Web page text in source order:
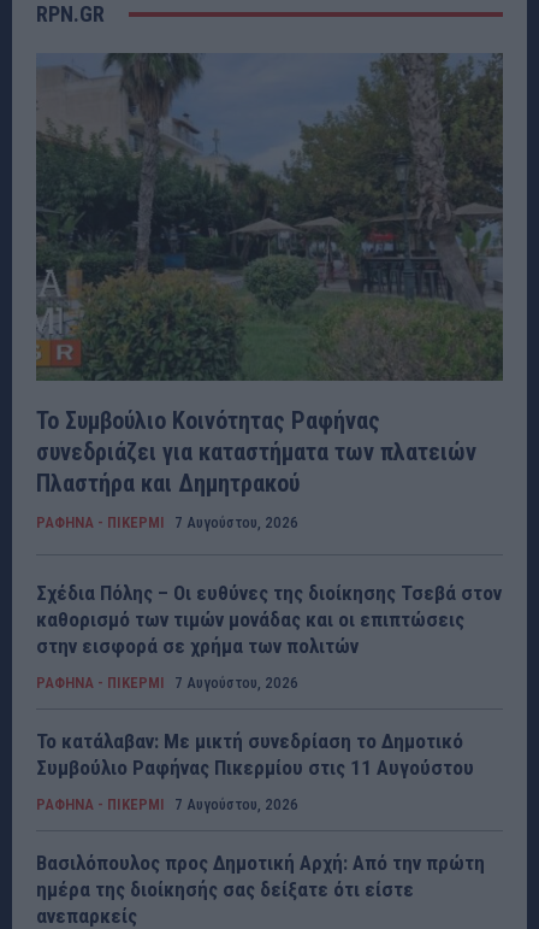
RPN.GR
Το Συμβούλιο Κοινότητας Ραφήνας
συνεδριάζει για καταστήματα των πλατειών
Πλαστήρα και Δημητρακού
ΡΑΦΗΝΑ - ΠΙΚΕΡΜΙ 7 Αυγούστου, 2026
Σχέδια Πόλης – Οι ευθύνες της διοίκησης Τσεβά στον
καθορισμό των τιμών μονάδας και οι επιπτώσεις
στην εισφορά σε χρήμα των πολιτών
ΡΑΦΗΝΑ - ΠΙΚΕΡΜΙ 7 Αυγούστου, 2026
Το κατάλαβαν: Με μικτή συνεδρίαση το Δημοτικό
Συμβούλιο Ραφήνας Πικερμίου στις 11 Αυγούστου
ΡΑΦΗΝΑ - ΠΙΚΕΡΜΙ 7 Αυγούστου, 2026
Βασιλόπουλος προς Δημοτική Αρχή: Από την πρώτη
ημέρα της διοίκησής σας δείξατε ότι είστε
ανεπαρκείς